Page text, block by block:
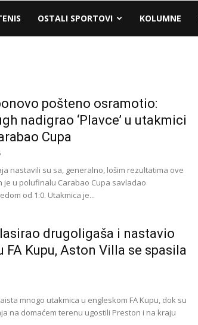
OSTALI SPORTOVI KOLUMNE
pošteno osramotio:
nadigrao ‘Plavce’ u utakmici
Cupa
nastavili su sa, generalno, lošim rezultatima ove
je u polufinalu Carabao Cupa savladao
od 1:0. Utakmica je...
drugoligaša i nastavio
FA Kupu, Aston Villa se spasila
mnogo utakmica u engleskom FA Kupu, dok su
na domaćem terenu ugostili Preston i na kraju